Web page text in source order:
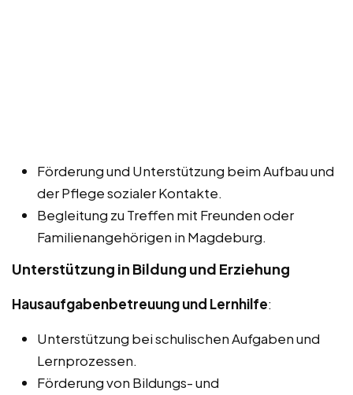
Förderung und Unterstützung beim Aufbau und
der Pflege sozialer Kontakte.
Begleitung zu Treffen mit Freunden oder
Familienangehörigen in Magdeburg.
Unterstützung in Bildung und Erziehung
Hausaufgabenbetreuung und Lernhilfe:
Unterstützung bei schulischen Aufgaben und
Lernprozessen.
Förderung von Bildungs- und